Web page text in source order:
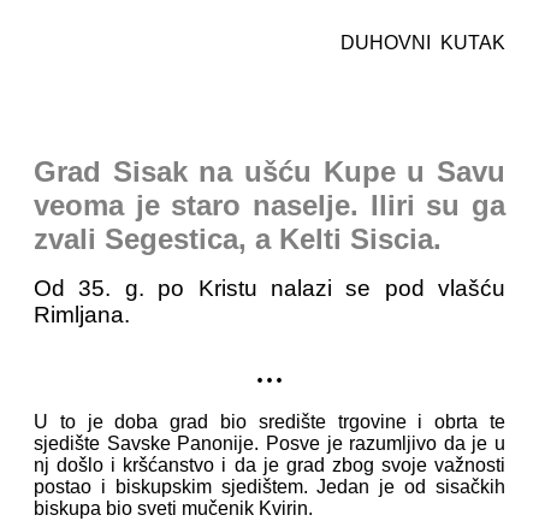
DUHOVNI KUTAK
Grad Sisak na ušću Kupe u Savu
veoma je staro naselje. Iliri su ga
zvali Segestica, a Kelti Siscia.
Od 35. g. po Kristu nalazi se pod vlašću
Rimljana.
...
U to je doba grad bio središte trgovine i obrta te
sjedište Savske Panonije. Posve je razumljivo da je u
nj došlo i kršćanstvo i da je grad zbog svoje važnosti
postao i biskupskim sjedištem. Jedan je od sisačkih
biskupa bio sveti mučenik Kvirin.